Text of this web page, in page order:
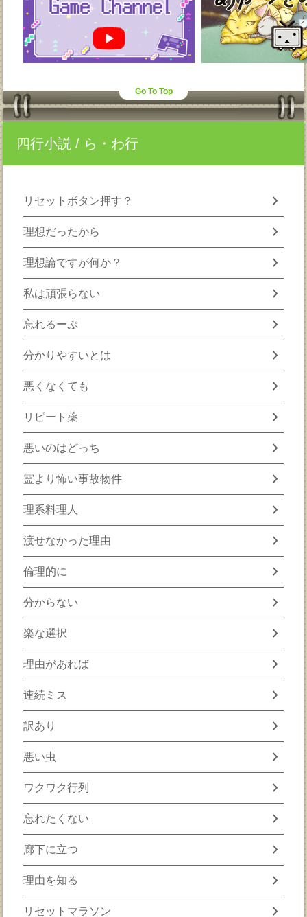
Go To Top
四行小説 / ら・わ行
リセットボタン押す？ chevron_right
理想だったから chevron_right
理想論ですが何か？ chevron_right
私は頑張らない chevron_right
忘れるーぷ chevron_right
分かりやすいとは chevron_right
悪くなくても chevron_right
リピート薬 chevron_right
悪いのはどっち chevron_right
霊より怖い事故物件 chevron_right
理系料理人 chevron_right
渡せなかった理由 chevron_right
倫理的に chevron_right
分からない chevron_right
楽な選択 chevron_right
理由があれば chevron_right
連続ミス chevron_right
訳あり chevron_right
悪い虫 chevron_right
ワクワク行列 chevron_right
忘れたくない chevron_right
廊下に立つ chevron_right
理由を知る chevron_right
リセットマラソン chevron_right